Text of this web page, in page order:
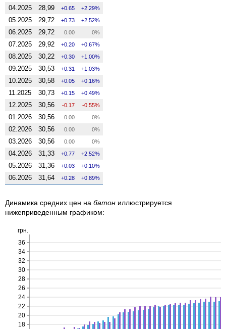
04.2025 28,99 0.65 2.29%
05.2025 29,72 0.73 2.52%
06.2025 29,72 0.00 0%
07.2025 29,92 0.20 0.67%
08.2025 30,22 0.30 1.00%
09.2025 30,53 0.31 1.03%
10.2025 30,58 0.05 0.16%
11.2025 30,73 0.15 0.49%
12.2025 30,56 -0.17 -0.55%
01.2026 30,56 0.00 0%
02.2026 30,56 0.00 0%
03.2026 30,56 0.00 0%
04.2026 31,33 0.77 2.52%
05.2026 31,36 0.03 0.10%
06.2026 31,64 0.28 0.89%
Динамика средних цен на батон иллюстрируется
нижеприведенным графиком:
18
20
22
24
26
28
30
32
34
36
грн.